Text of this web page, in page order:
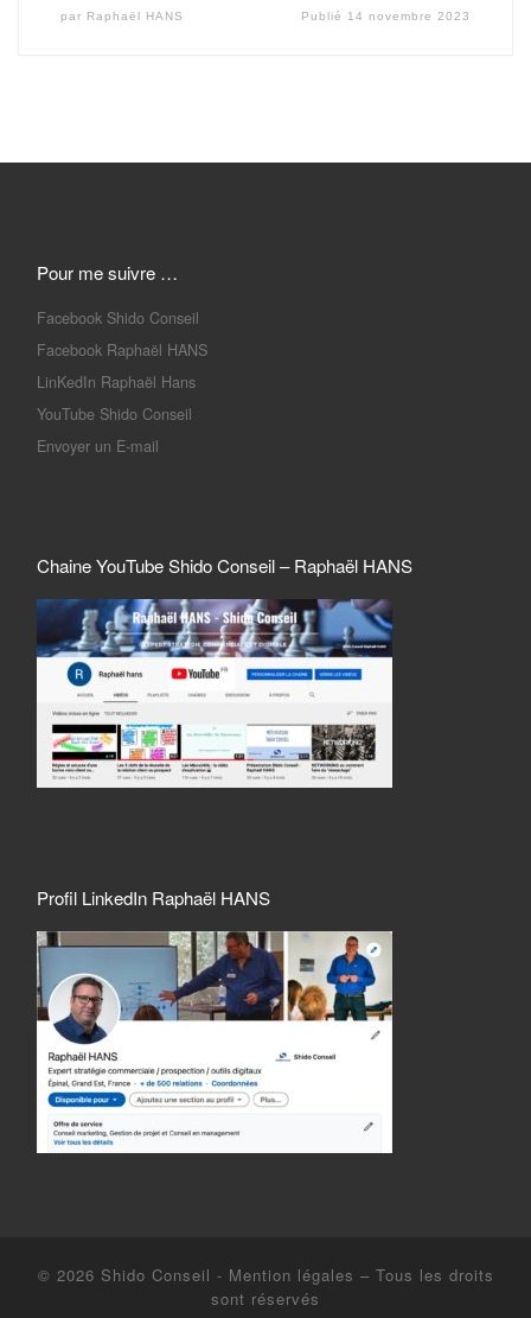
par Raphaël HANS Publié 14 novembre 2023
Pour me suivre …
Facebook Shido Conseil
Facebook Raphaël HANS
LinKedIn Raphaël Hans
YouTube Shido Conseil
Envoyer un E-mail
Chaine YouTube Shido Conseil – Raphaël HANS
Profil LinkedIn Raphaël HANS
© 2026 Shido Conseil - Mention légales – Tous les droits
sont réservés